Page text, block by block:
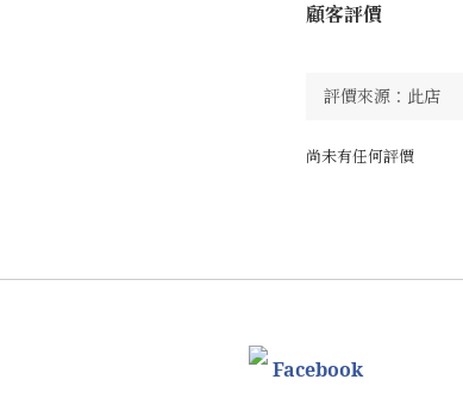
顧客評價
尚未有任何評價
Facebook